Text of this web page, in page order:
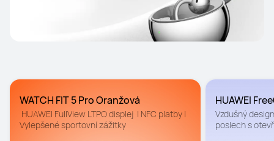
WATCH FIT 5 Pro Oranžová
HUAWEI FullView LTPO displej  | NFC platby |
Vylepšené sportovní zážitky
HUAWEI
Vzdušný
poslech s